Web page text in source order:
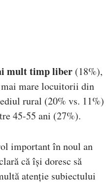
mult timp liber (18%),
mare locuitorii din
rural (20% vs. 11%)
45-55 ani (27%).
important în noul an
că își doresc să
atenție subiectului